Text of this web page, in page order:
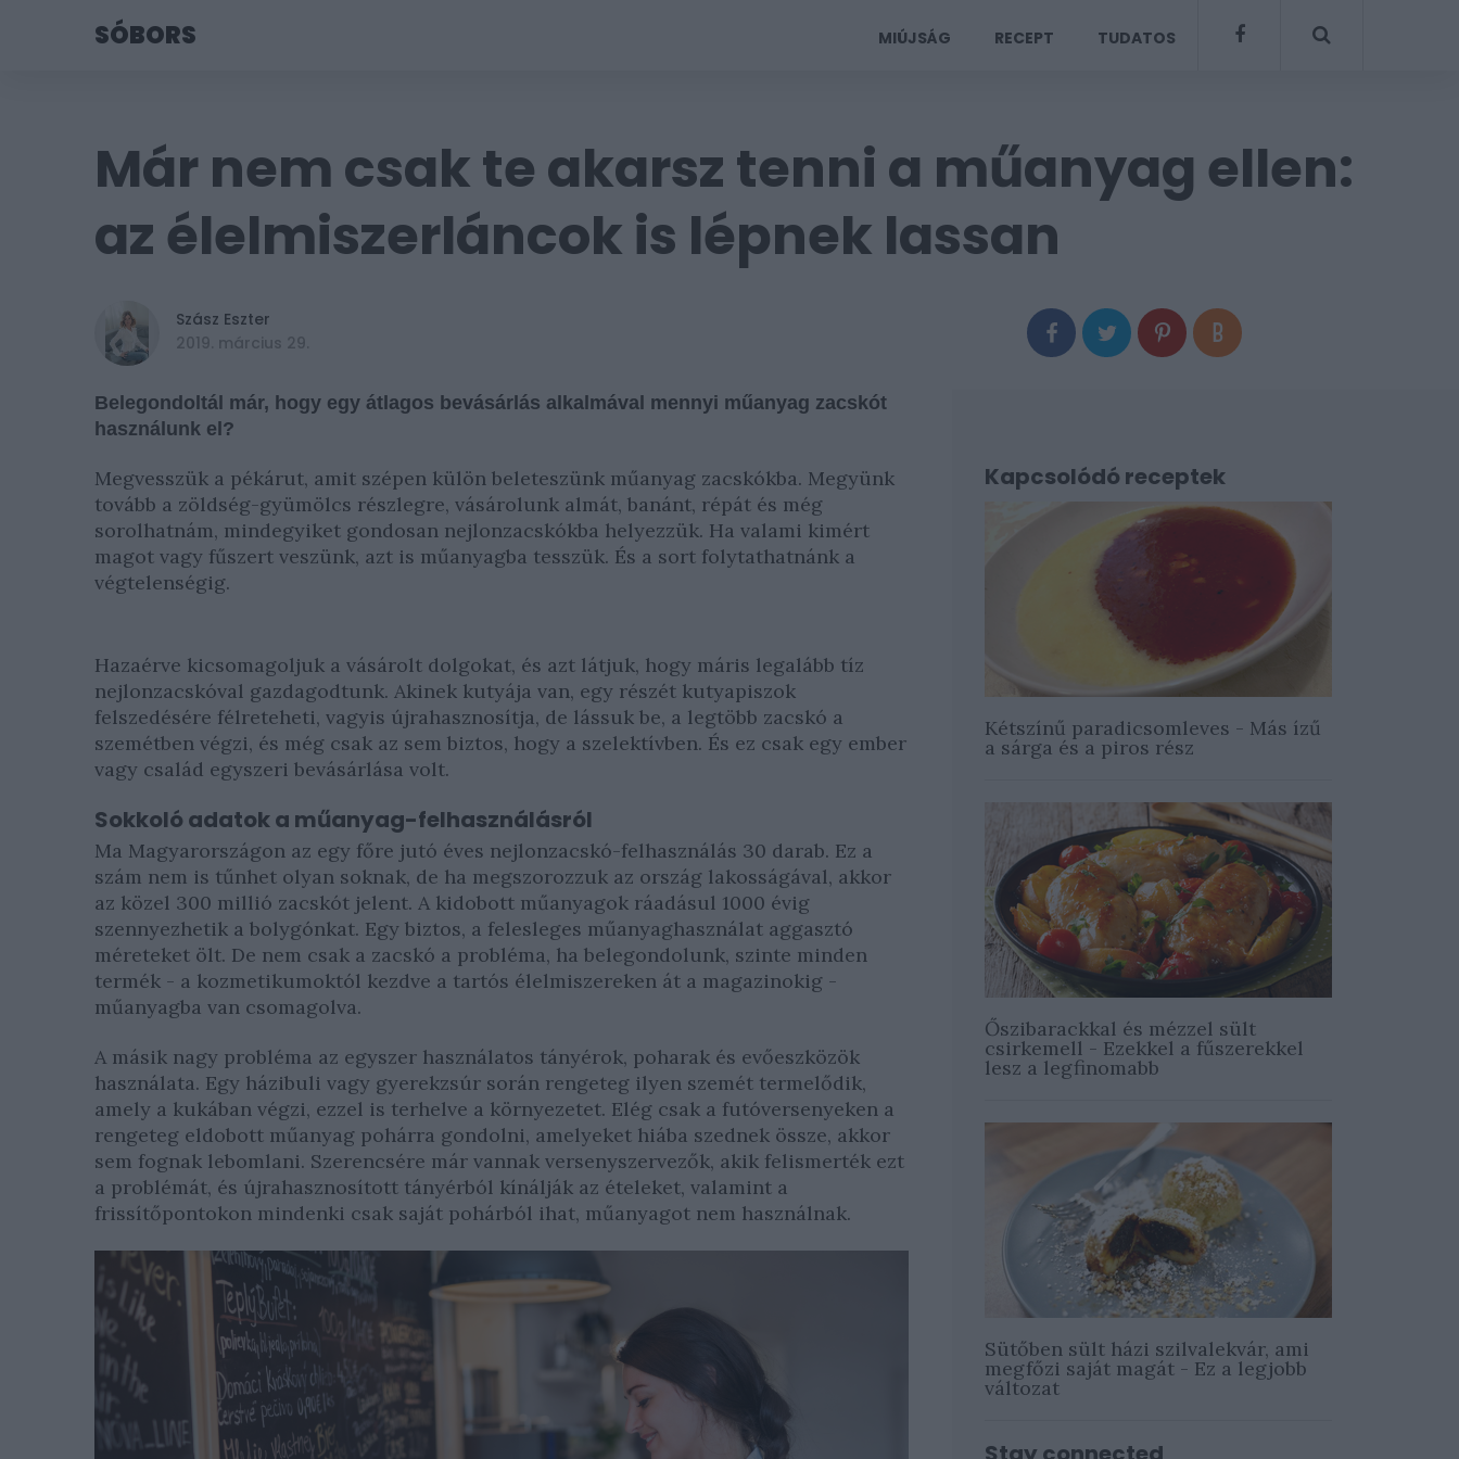
SÓBORS MIÚJSÁG RECEPT TUDATOS
Már nem csak te akarsz tenni a műanyag ellen:
az élelmiszerláncok is lépnek lassan
Szász Eszter
2019. március 29.
Tetszik
Belegondoltál már, hogy egy átlagos bevásárlás alkalmával mennyi műanyag zacskót
használunk el?
Megvesszük a pékárut, amit szépen külön beleteszünk műanyag zacskókba. Megyünk
tovább a zöldség-gyümölcs részlegre, vásárolunk almát, banánt, répát és még
sorolhatnám, mindegyiket gondosan nejlonzacskókba helyezzük. Ha valami kimért
magot vagy fűszert veszünk, azt is műanyagba tesszük. És a sort folytathatnánk a
végtelenségig.
Hazaérve kicsomagoljuk a vásárolt dolgokat, és azt látjuk, hogy máris legalább tíz
nejlonzacskóval gazdagodtunk. Akinek kutyája van, egy részét kutyapiszok
felszedésére félreteheti, vagyis újrahasznosítja, de lássuk be, a legtöbb zacskó a
szemétben végzi, és még csak az sem biztos, hogy a szelektívben. És ez csak egy ember
vagy család egyszeri bevásárlása volt.
Sokkoló adatok a műanyag-felhasználásról
Ma Magyarországon az egy főre jutó éves nejlonzacskó-felhasználás 30 darab. Ez a
szám nem is tűnhet olyan soknak, de ha megszorozzuk az ország lakosságával, akkor
az közel 300 millió zacskót jelent. A kidobott műanyagok ráadásul 1000 évig
szennyezhetik a bolygónkat. Egy biztos, a felesleges műanyaghasználat aggasztó
méreteket ölt. De nem csak a zacskó a probléma, ha belegondolunk, szinte minden
termék - a kozmetikumoktól kezdve a tartós élelmiszereken át a magazinokig -
műanyagba van csomagolva.
A másik nagy probléma az egyszer használatos tányérok, poharak és evőeszközök
használata. Egy házibuli vagy gyerekzsúr során rengeteg ilyen szemét termelődik,
amely a kukában végzi, ezzel is terhelve a környezetet. Elég csak a futóversenyeken a
rengeteg eldobott műanyag pohárra gondolni, amelyeket hiába szednek össze, akkor
sem fognak lebomlani. Szerencsére már vannak versenyszervezők, akik felismerték ezt
a problémát, és újrahasznosított tányérból kínálják az ételeket, valamint a
frissítőpontokon mindenki csak saját pohárból ihat, műanyagot nem használnak.
Kapcsolódó receptek
Kétszínű paradicsomleves - Más ízű
a sárga és a piros rész
Őszibarackkal és mézzel sült
csirkemell - Ezekkel a fűszerekkel
lesz a legfinomabb
Sütőben sült házi szilvalekvár, ami
megfőzi saját magát - Ez a legjobb
változat